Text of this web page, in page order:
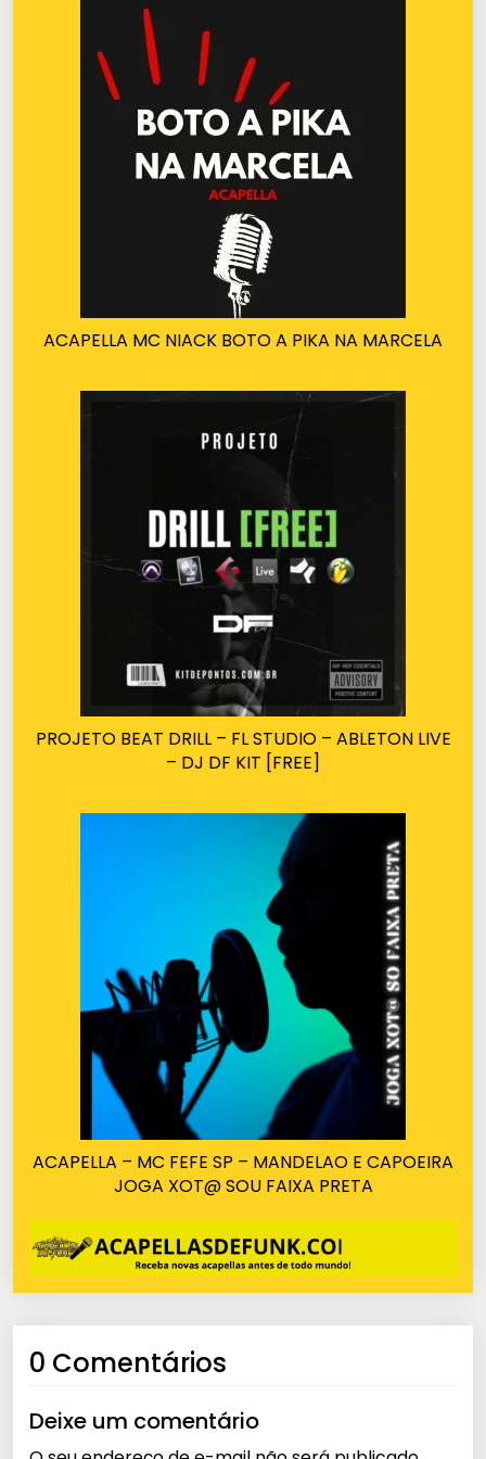
ACAPELLA MC NIACK BOTO A PIKA NA MARCELA
PROJETO BEAT DRILL – FL STUDIO – ABLETON LIVE
– DJ DF KIT [FREE]
ACAPELLA – MC FEFE SP – MANDELAO E CAPOEIRA
JOGA XOT@ SOU FAIXA PRETA
0 Comentários
Deixe um comentário